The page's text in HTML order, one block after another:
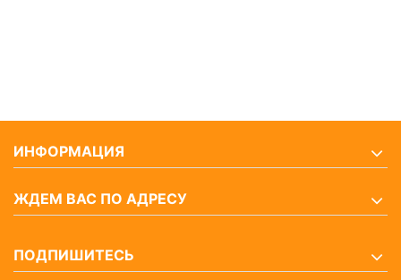
ИНФОРМАЦИЯ
ЖДЕМ ВАС ПО АДРЕСУ
ПОДПИШИТЕСЬ